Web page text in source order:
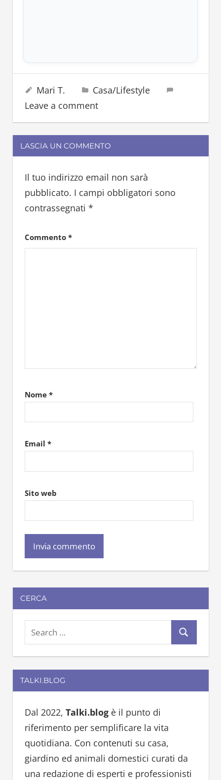
frutta
secca
12 Aprile 2025
Mari T.
Casa/Lifestyle
Leave a comment
LASCIA UN COMMENTO
Il tuo indirizzo email non sarà
pubblicato. I campi obbligatori sono
contrassegnati *
Commento *
Nome *
Email *
Sito web
CERCA
e
a
r
c
f
o
r
:
e
a
TALKI.BLOG
Dal 2022, Talki.blogè il punto di
riferimento per semplificare la vita
quotidiana. Con contenuti su casa,
giardino ed animali domestici curati da
una redazione di esperti e professionisti